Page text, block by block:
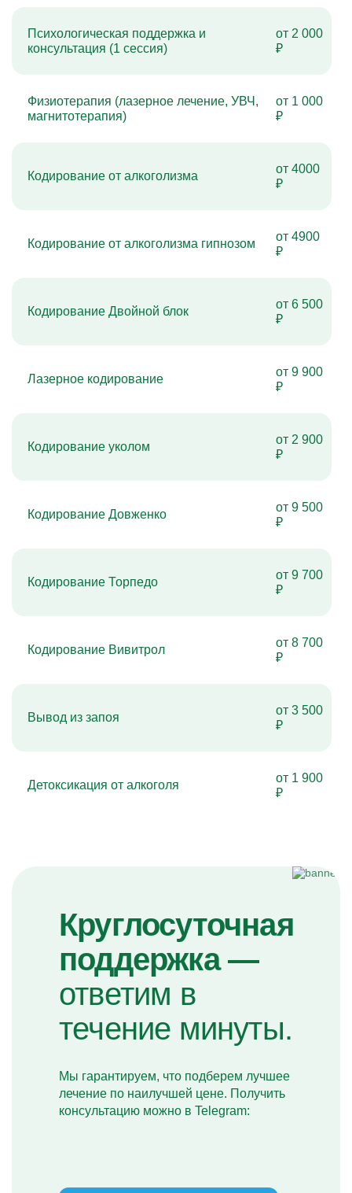
Психологическая поддержка и
консультация (1 сессия)
от 2 000
₽
Физиотерапия (лазерное лечение, УВЧ,
магнитотерапия)
от 1 000
₽
Кодирование от алкоголизма
от 4000
₽
Кодирование от алкоголизма гипнозом
от 4900
₽
Кодирование Двойной блок
от 6 500
₽
Лазерное кодирование
от 9 900
₽
Кодирование уколом
от 2 900
₽
Кодирование Довженко
от 9 500
₽
Кодирование Торпедо
от 9 700
₽
Кодирование Вивитрол
от 8 700
₽
Вывод из запоя
от 3 500
₽
Детоксикация от алкоголя
от 1 900
₽
Круглосуточная
поддержка —
ответим в
течение минуты.
Мы гарантируем, что подберем лучшее
лечение по наилучшей цене. Получить
консультацию можно в Telegram: